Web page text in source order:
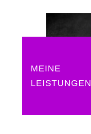
MEINE
LEISTUNGEN